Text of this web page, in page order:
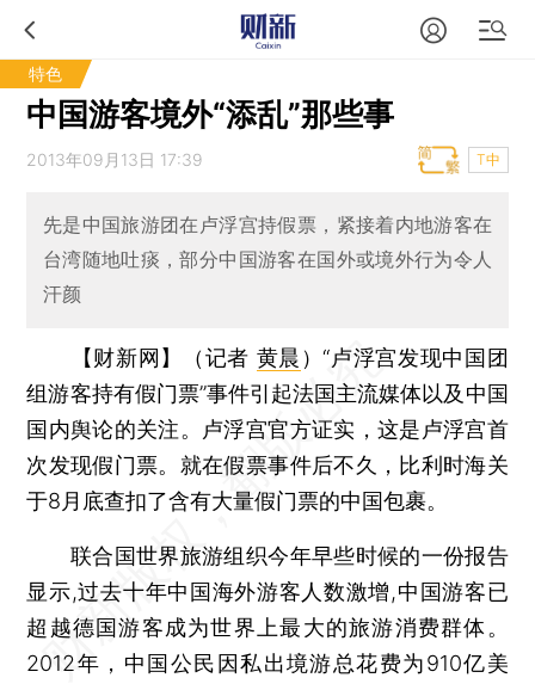
特色
中国游客境外“添乱”那些事
2013年09月13日 17:39 T中
先是中国旅游团在卢浮宫持假票，紧接着内地游客在
台湾随地吐痰，部分中国游客在国外或境外行为令人
汗颜
【财新网】（记者 黄晨 ）“卢浮宫发现中国团
组游客持有假门票”事件引起法国主流媒体以及中国
国内舆论的关注。卢浮宫官方证实，这是卢浮宫首
次发现假门票。就在假票事件后不久，比利时海关
于8月底查扣了含有大量假门票的中国包裹。
联合国世界旅游组织今年早些时候的一份报告
显示,过去十年中国海外游客人数激增,中国游客已
超越德国游客成为世界上最大的旅游消费群体。
2012年，中国公民因私出境游总花费为910亿美